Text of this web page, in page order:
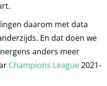
daarom met data
En dat doen we
anders meer
Champions League2021-